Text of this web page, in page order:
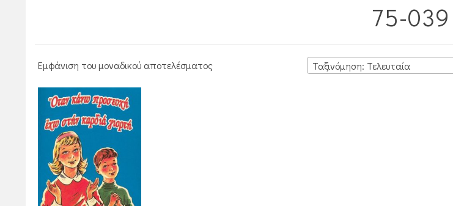
75-039
Εμφάνιση του μοναδικού αποτελέσματος Ταξινόμηση: Τελευταία